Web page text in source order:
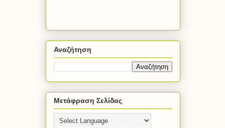
Αναζήτηση
Μετάφραση Σελίδας